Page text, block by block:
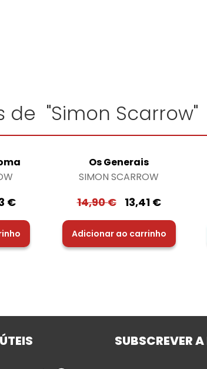
de "Simon Scarrow"
€
Os Generais
SIMON SCARROW
14,90€ 13,41 €
Adicionar ao carrinho
SUBSCREVER